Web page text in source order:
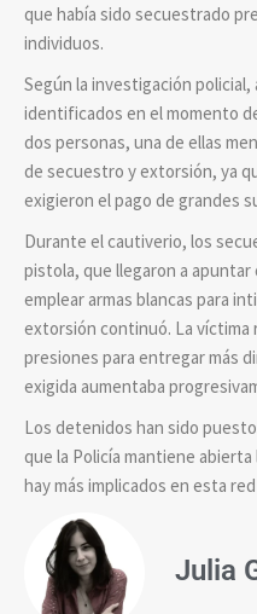
que había sido secuestrado
individuos.
Según la investigación
identificados en el momento
dos personas, una de ellas
de secuestro y extorsión, ya
exigieron el pago de grandes
Durante el cautiverio, los
pistola, que llegaron a apuntar
emplear armas blancas para
extorsión continuó. La víctima
presiones para entregar más
exigida aumentaba
Los detenidos han sido
que la Policía mantiene
hay más implicados en esta
Julia